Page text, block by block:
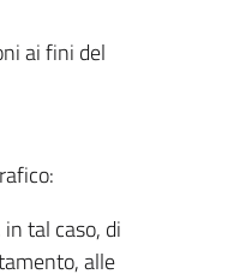
ai fini del
tal caso, di
alle